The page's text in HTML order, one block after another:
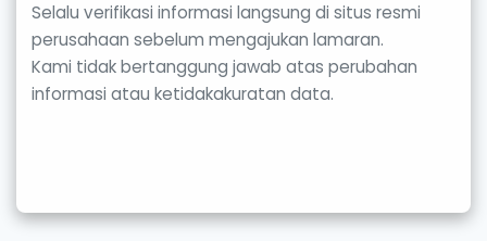
Selalu verifikasi informasi langsung di situs resmi
perusahaan sebelum mengajukan lamaran.
Kami tidak bertanggung jawab atas perubahan
informasi atau ketidakakuratan data.